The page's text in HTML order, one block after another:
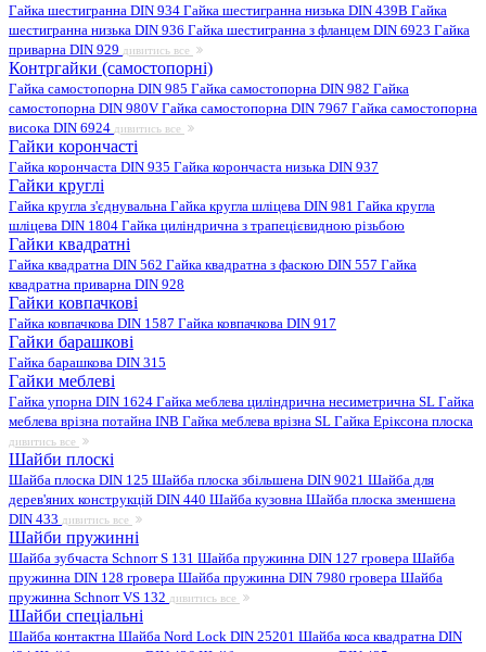
Гайка шестигранна DIN 934 Гайка шестигранна низька DIN 439B Гайка
шестигранна низька DIN 936 Гайка шестигранна з фланцем DIN 6923 Гайка
приварна DIN 929 дивитись все
Контргайки (самостопорні)
Гайка самостопорна DIN 985 Гайка самостопорна DIN 982 Гайка
самостопорна DIN 980V Гайка самостопорна DIN 7967 Гайка самостопорна
висока DIN 6924 дивитись все
Гайки корончасті
Гайка корончаста DIN 935 Гайка корончаста низька DIN 937
Гайки круглі
Гайка кругла з'єднувальна Гайка кругла шліцева DIN 981 Гайка кругла
шліцева DIN 1804 Гайка циліндрична з трапецієвидною різьбою
Гайки квадратні
Гайка квадратна DIN 562 Гайка квадратна з фаскою DIN 557 Гайка
квадратна приварна DIN 928
Гайки ковпачкові
Гайка ковпачкова DIN 1587 Гайка ковпачкова DIN 917
Гайки барашкові
Гайка барашкова DIN 315
Гайки меблеві
Гайка упорна DIN 1624 Гайка меблева циліндрична несиметрична SL Гайка
меблева врізна потайна INB Гайка меблева врізна SL Гайка Еріксона плоска
дивитись все
Шайби плоскі
Шайба плоска DIN 125 Шайба плоска збільшена DIN 9021 Шайба для
дерев'яних конструкцій DIN 440 Шайба кузовна Шайба плоска зменшена
DIN 433 дивитись все
Шайби пружинні
Шайба зубчаста Schnorr S 131 Шайба пружинна DIN 127 гровера Шайба
пружинна DIN 128 гровера Шайба пружинна DIN 7980 гровера Шайба
пружинна Schnorr VS 132 дивитись все
Шайби спеціальні
Шайба контактна Шайба Nord Lock DIN 25201 Шайба коса квадратна DIN